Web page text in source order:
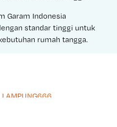
Garam Indonesia
standar tinggi untuk
rumah tangga.
LAMPUNG666